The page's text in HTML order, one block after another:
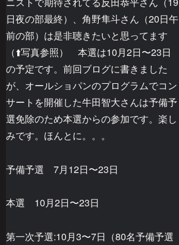
日夜の部最終）、角野隼斗さん（20日午
前の部）は是非聴きたいと思ってます
（⬆️写真参照） 本選は10月2日〜23日
の予定です。前回ブログに書きました
が、オールショパンのプログラムでコン
サートを開催した牛田智大さんは予備予
選免除のため本選からの参加です。楽し
みです。ほんとに。。。
予備予選 7月12日〜23日
本選 10月2日〜23日
第一次予選:10月3〜7日（80名予備予選